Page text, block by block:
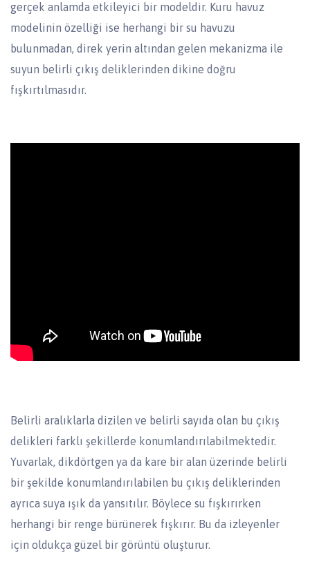
gerçek anlamda etkileyici bir modeldir. Kuru havuz
modelinin özelliği ise herhangi bir su havuzu
bulunmadan, direk yerin altından gelen mekanizma ile
suyun belirli çıkış deliklerinden dikine doğru
fışkırtılmasıdır.
Belirli aralıklarla dizilen ve belirli sayıda olan bu çıkış
delikleri farklı şekillerde konumlandırılabilmektedir.
Yuvarlak, dikdörtgen ya da kare bir alan üzerinde belirli
bir şekilde konumlandırılabilen bu çıkış deliklerinden
ayrıca suya ışık da yansıtılır. Böylece su fışkırırken
herhangi bir renge bürünerek fışkırır. Bu da izleyenler
için oldukça güzel bir görüntü oluşturur.